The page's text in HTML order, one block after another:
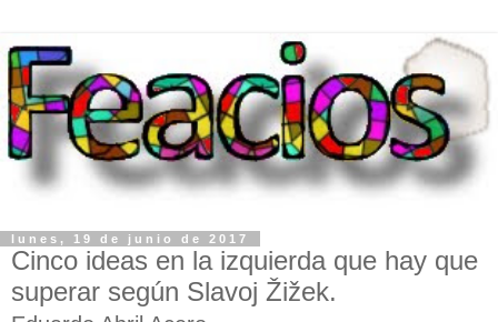
lunes, 19 de junio de 2017
Cinco ideas en la izquierda que hay que
superar según Slavoj Žižek.